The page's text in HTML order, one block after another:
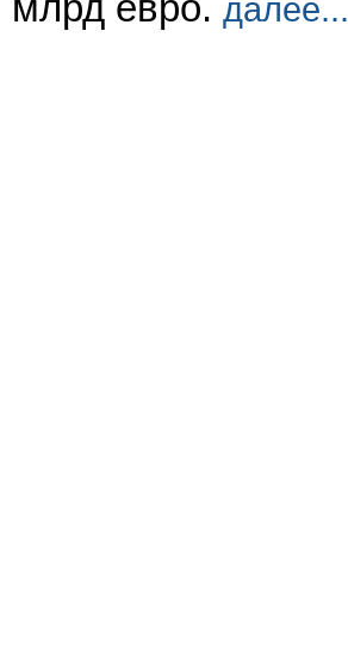
млрд евро. далее...